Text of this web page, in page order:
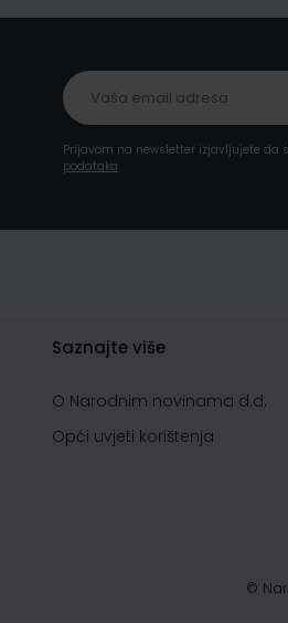
Prijavom na newsletter izjavljujete da
podataka
Saznajte više
O Narodnim novinama d.d.
Opći uvjeti korištenja
©